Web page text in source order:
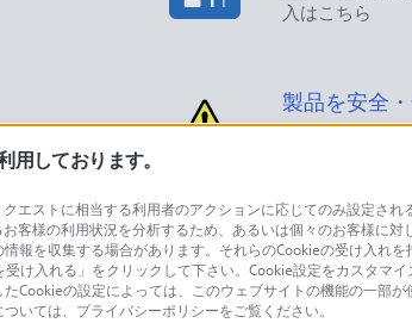
入はこちら
製品を安全
い合わせ 製品に関す
個人のお客様
しております。
エストに相当する利用者のアクションに応じてのみ設定さ
客様の利用状況を分析するため、あるいは個々のお客様に
報を収集する場合があります。それらのCookieの受け入れ
け入れる」をクリックして下さい。Cookie設定をカスタマ
Cookieの設定によっては、このウェブサイトの機能の一部
いては、プライバシーポリシーをご覧ください。